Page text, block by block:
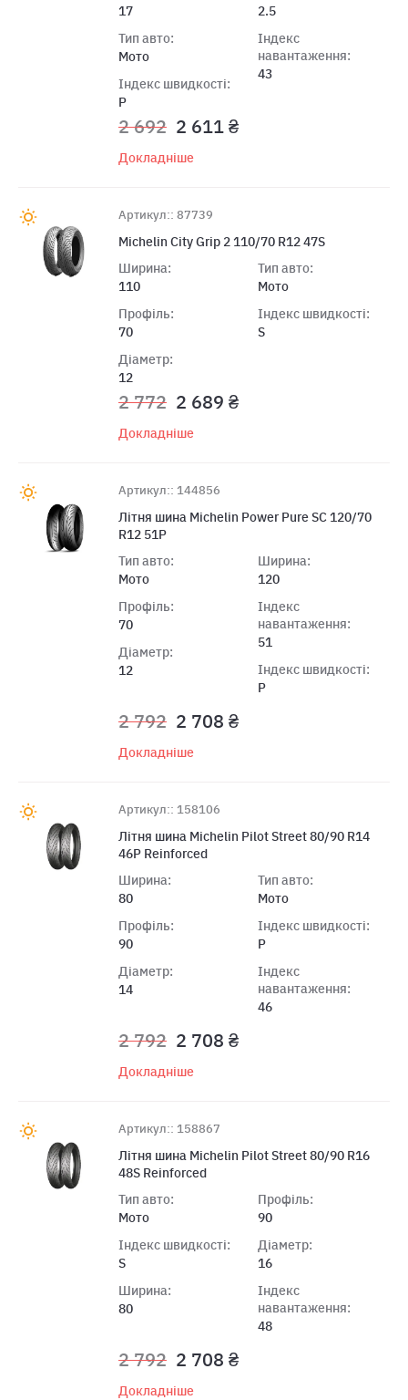
17
Тип авто:
Мото
Індекс швидкості:
P
2.5
Індекс
навантаження:
43
2 692 2 611 ₴
Докладніше
Артикул:: 87739
Michelin City Grip 2 110/70 R12 47S
Ширина:
110
Профіль:
70
Діаметр:
12
Тип авто:
Мото
Індекс швидкості:
S
2 772 2 689 ₴
Докладніше
Артикул:: 144856
Літня шина Michelin Power Pure SC 120/70
R12 51P
Тип авто:
Мото
Профіль:
70
Діаметр:
12
Ширина:
120
Індекс
навантаження:
51
Індекс швидкості:
P
2 792 2 708 ₴
Докладніше
Артикул:: 158106
Лiтня шина Michelin Pilot Street 80/90 R14
46P Reinforced
Ширина:
80
Профіль:
90
Діаметр:
14
Тип авто:
Мото
Індекс швидкості:
P
Індекс
навантаження:
46
2 792 2 708 ₴
Докладніше
Артикул:: 158867
Лiтня шина Michelin Pilot Street 80/90 R16
48S Reinforced
Тип авто:
Мото
Індекс швидкості:
S
Ширина:
80
Профіль:
90
Діаметр:
16
Індекс
навантаження:
48
2 792 2 708 ₴
Докладніше